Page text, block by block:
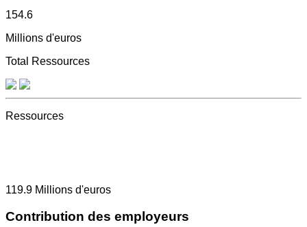
154.6
Millions d'euros
Total Ressources
Ressources
119.9 Millions d'euros
Contribution des employeurs